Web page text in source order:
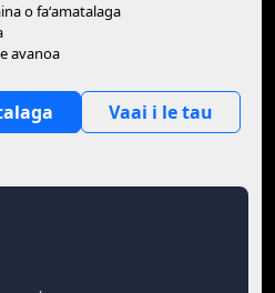
o faʻamatalaga
avanoa
Vaai i le tau